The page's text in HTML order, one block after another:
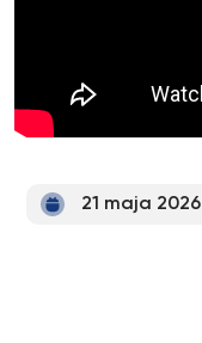
21 maja 2026